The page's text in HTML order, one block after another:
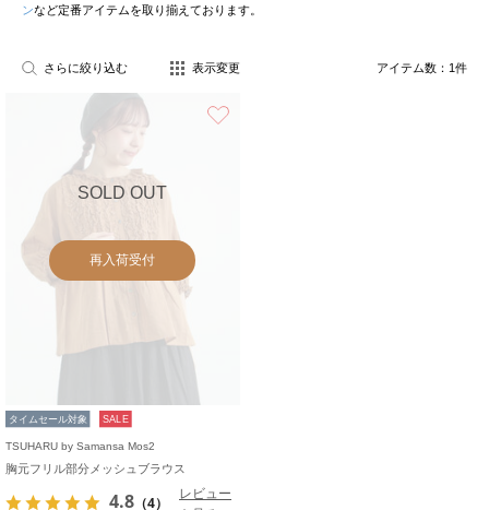
ンなど定番アイテムを取り揃えております。
さらに絞り込む 表示変更 アイテム数： 1件
SOLD OUT
再入荷受付
タイムセール対象 SALE
TSUHARU by Samansa Mos2
胸元フリル部分メッシュブラウス
4.8 （4）
レビュー